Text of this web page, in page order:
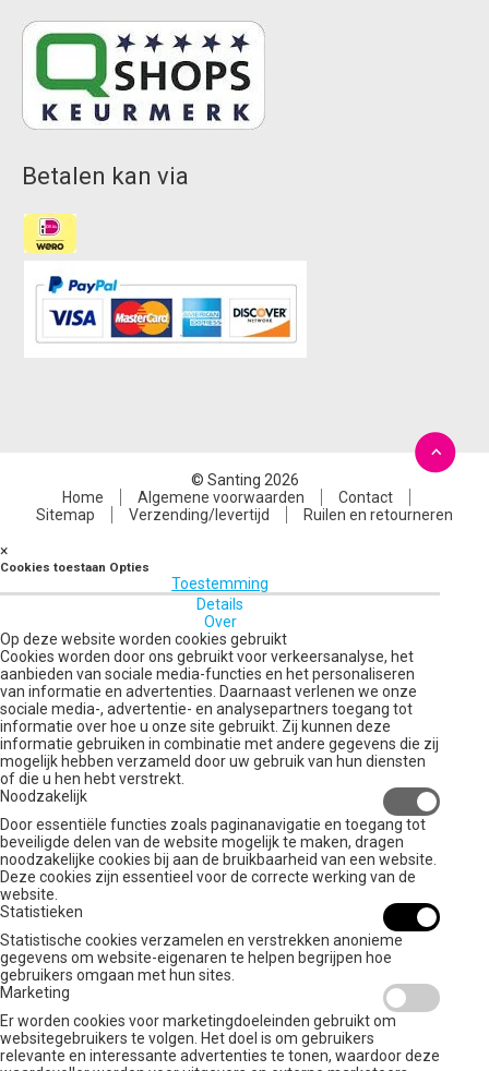
Betalen kan via
© Santing 2026
Home
Algemene voorwaarden
Contact
Sitemap
Verzending/levertijd Ruilen en retourneren
×
Cookies toestaan Opties
Toestemming
Details
Over
Op deze website worden cookies gebruikt
Cookies worden door ons gebruikt voor verkeersanalyse, het
aanbieden van sociale media-functies en het personaliseren
van informatie en advertenties. Daarnaast verlenen we onze
sociale media-, advertentie- en analysepartners toegang tot
informatie over hoe u onze site gebruikt. Zij kunnen deze
informatie gebruiken in combinatie met andere gegevens die zij
mogelijk hebben verzameld door uw gebruik van hun diensten
of die u hen hebt verstrekt.
Noodzakelijk
Door essentiële functies zoals paginanavigatie en toegang tot
beveiligde delen van de website mogelijk te maken, dragen
noodzakelijke cookies bij aan de bruikbaarheid van een website.
Deze cookies zijn essentieel voor de correcte werking van de
website.
Statistieken
Statistische cookies verzamelen en verstrekken anonieme
gegevens om website-eigenaren te helpen begrijpen hoe
gebruikers omgaan met hun sites.
Marketing
Er worden cookies voor marketingdoeleinden gebruikt om
websitegebruikers te volgen. Het doel is om gebruikers
relevante en interessante advertenties te tonen, waardoor deze